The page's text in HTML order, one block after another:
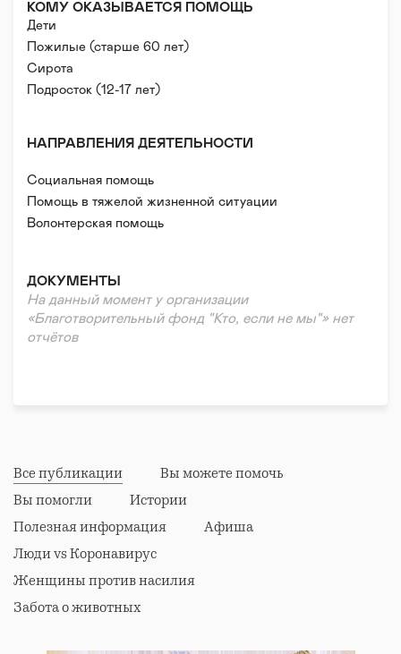
КОМУ ОКАЗЫВАЕТСЯ ПОМОЩЬ
Дети
Пожилые (старше 60 лет)
Сирота
Подросток (12-17 лет)
НАПРАВЛЕНИЯ ДЕЯТЕЛЬНОСТИ
Социальная помощь
Помощь в тяжелой жизненной ситуации
Волонтерская помощь
ДОКУМЕНТЫ
На данный момент у организации
«Благотворительный фонд "Кто, если не мы"» нет
отчётов
Все публикации
Вы можете помочь
Вы помогли
Истории
Полезная информация
Афиша
Люди vs Коронавирус
Женщины против насилия
Забота о животных